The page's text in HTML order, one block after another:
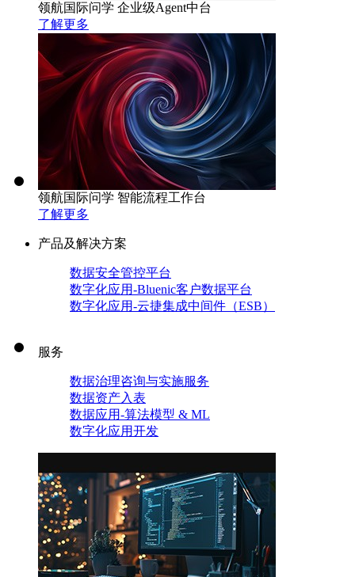
领航国际问学 企业级Agent中台
了解更多
领航国际问学 智能流程工作台
了解更多
产品及解决方案
数据安全管控平台
数字化应用-Bluenic客户数据平台
数字化应用-云捷集成中间件（ESB）
服务
数据治理咨询与实施服务
数据资产入表
数据应用-算法模型 & ML
数字化应用开发